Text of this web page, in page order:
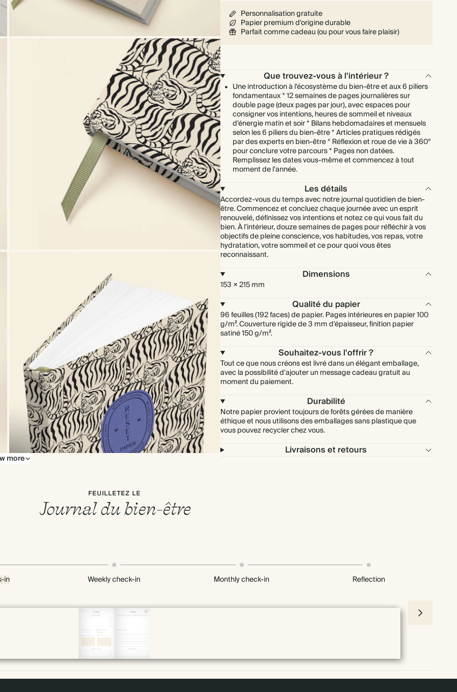
more
Personnalisation gratuite
Papier premium d'origine durable
Parfait comme cadeau (ou pour vous faire plaisir)
Que trouvez-vous à l'intérieur ?
Une introduction à l'écosystème du bien-être et aux 6 piliers
fondamentaux * 12 semaines de pages journalières sur
double page (deux pages par jour), avec espaces pour
consigner vos intentions, heures de sommeil et niveaux
d'énergie matin et soir * Bilans hebdomadaires et mensuels
selon les 6 piliers du bien-être * Articles pratiques rédigés
par des experts en bien-être * Réflexion et roue de vie à 360°
pour conclure votre parcours * Pages non datées.
Remplissez les dates vous-même et commencez à tout
moment de l'année.
Les détails
Accordez-vous du temps avec notre journal quotidien de bien-
être. Commencez et concluez chaque journée avec un esprit
renouvelé, définissez vos intentions et notez ce qui vous fait du
bien. À l'intérieur, douze semaines de pages pour réfléchir à vos
objectifs de pleine conscience, vos habitudes, vos repas, votre
hydratation, votre sommeil et ce pour quoi vous êtes
reconnaissant.
Dimensions
153 × 215 mm
Qualité du papier
96 feuilles (192 faces) de papier. Pages intérieures en papier 100
g/m². Couverture rigide de 3 mm d'épaisseur, finition papier
satiné 150 g/m².
Souhaitez-vous l'offrir ?
Tout ce que nous créons est livré dans un élégant emballage,
avec la possibilité d'ajouter un message cadeau gratuit au
moment du paiement.
Durabilité
Notre papier provient toujours de forêts gérées de manière
éthique et nous utilisons des emballages sans plastique que
vous pouvez recycler chez vous.
Livraisons et retours
FEUILLETEZ LE
Journal du bien-être
in Weekly check-in Monthly check-in Reflection
Page 10 & 11 of 192